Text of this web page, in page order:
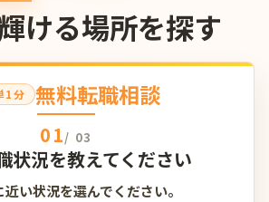
ける場所を探す
1分 無料転職相談
01/ 03
状況を教えてください
い状況を選んでください。